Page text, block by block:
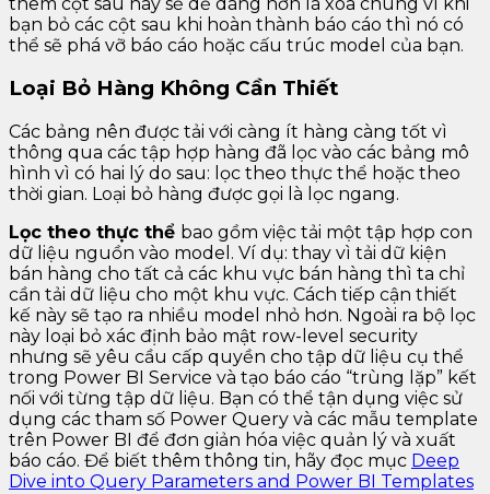
bạn bỏ các cột sau khi hoàn thành báo cáo thì nó có
thể sẽ phá vỡ báo cáo hoặc cấu trúc model của bạn.
Loại Bỏ Hàng Không Cần Thiết
Các bảng nên được tải với càng ít hàng càng tốt vì
thông qua các tập hợp hàng đã lọc vào các bảng mô
hình vì có hai lý do sau: lọc theo thực thể hoặc theo
thời gian. Loại bỏ hàng được gọi là lọc ngang.
Lọc theo thực thể bao gồm việc tải một tập hợp con
dữ liệu nguồn vào model. Ví dụ: thay vì tải dữ kiện
bán hàng cho tất cả các khu vực bán hàng thì ta chỉ
cần tải dữ liệu cho một khu vực. Cách tiếp cận thiết
kế này sẽ tạo ra nhiều model nhỏ hơn. Ngoài ra bộ lọc
này loại bỏ xác định bảo mật row-level security
nhưng sẽ yêu cầu cấp quyền cho tập dữ liệu cụ thể
trong Power BI Service và tạo báo cáo “trùng lặp” kết
nối với từng tập dữ liệu. Bạn có thể tận dụng việc sử
dụng các tham số Power Query và các mẫu template
trên Power BI để đơn giản hóa việc quản lý và xuất
báo cáo. Để biết thêm thông tin, hãy đọc mục Deep
Dive into Query Parameters and Power BI Templates